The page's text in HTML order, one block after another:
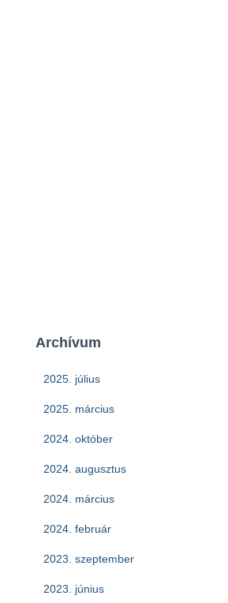
Archívum
2025. július
2025. március
2024. október
2024. augusztus
2024. március
2024. február
2023. szeptember
2023. június